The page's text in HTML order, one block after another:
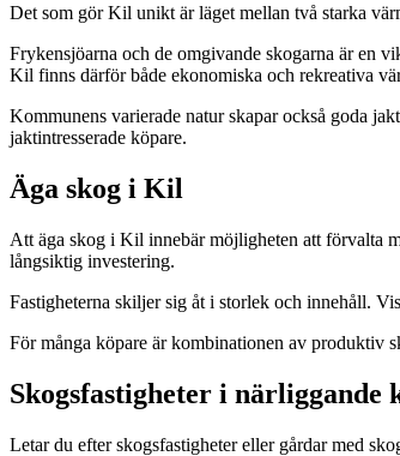
Det som gör Kil unikt är läget mellan två starka
Frykensjöarna och de omgivande skogarna är en
Kil finns därför både ekonomiska och rekreativa
Kommunens varierade natur skapar också goda
jaktintresserade köpare.
Äga skog i Kil
Att äga skog i Kil innebär möjligheten att förvalta
långsiktig investering.
Fastigheterna skiljer sig åt i storlek och innehåll.
För många köpare är kombinationen av produktiv
Skogsfastigheter i närliggande
Letar du efter skogsfastigheter eller gårdar med